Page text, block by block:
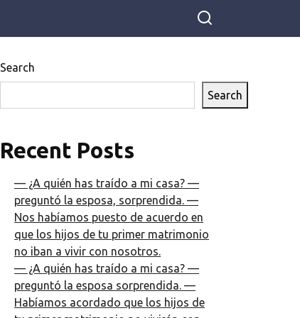
Search
Search
Recent Posts
— ¿A quién has traído a mi casa? —
preguntó la esposa, sorprendida. —
Nos habíamos puesto de acuerdo en
que los hijos de tu primer matrimonio
no iban a vivir con nosotros.
— ¿A quién has traído a mi casa? —
preguntó la esposa sorprendida. —
Habíamos acordado que los hijos de